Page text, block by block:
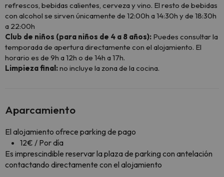
refrescos, bebidas calientes, cerveza y vino. El resto de bebidas
con alcohol se sirven únicamente de 12:00h a 14:30h y de 18:30h
a 22:00h
Club de niños (para niños de 4 a 8 años): Puedes consultar la
temporada de apertura directamente con el alojamiento. El
horario es de 9h a 12h o de 14h a 17h.
Limpieza final:no incluye la zona de la cocina.
Aparcamiento
El alojamiento ofrece parking de pago
12€ / Por día
Es imprescindible reservar la plaza de parking con antelación
contactando directamente con el alojamiento